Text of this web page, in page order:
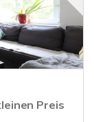
Preis